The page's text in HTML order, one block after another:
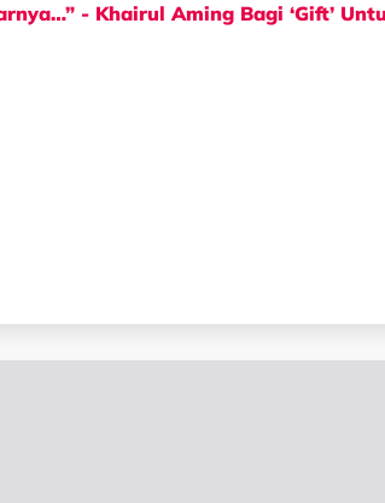
- Khairul Aming Bagi ‘Gift’